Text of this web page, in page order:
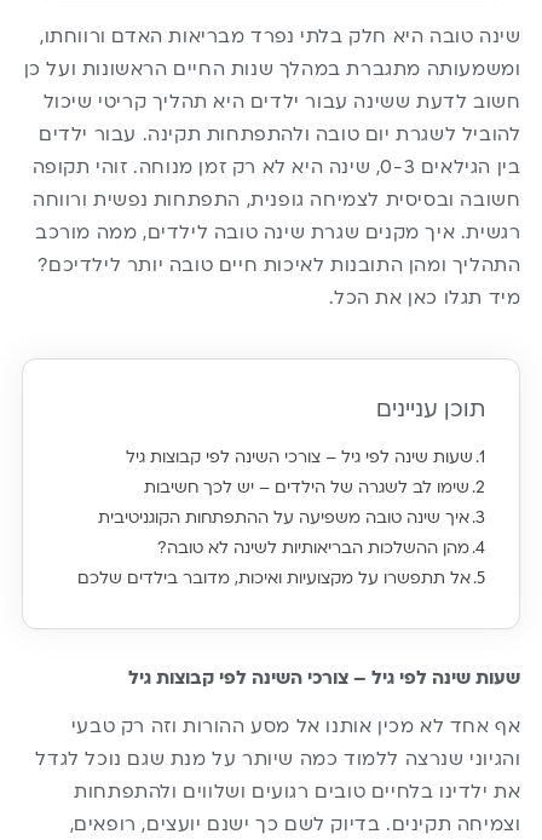
שינה טובה היא חלק בלתי נפרד מבריאות האדם ורווחתו,
ומשמעותה מתגברת במהלך שנות החיים הראשונות ועל כן
חשוב לדעת ששינה עבור ילדים היא תהליך קריטי שיכול
להוביל לשגרת יום טובה ולהתפתחות תקינה. עבור ילדים
בין הגילאים 0-3, שינה היא לא רק זמן מנוחה. זוהי תקופה
חשובה ובסיסית לצמיחה גופנית, התפתחות נפשית ורווחה
רגשית. איך מקנים שגרת שינה טובה לילדים, ממה מורכב
התהליך ומהן התובנות לאיכות חיים טובה יותר לילדיכם?
מיד תגלו כאן את הכל.
תוכן עניינים
שעות שינה לפי גיל – צורכי השינה לפי קבוצות גיל
שימו לב לשגרה של הילדים – יש לכך חשיבות
איך שינה טובה משפיעה על ההתפתחות הקוגניטיבית
מהן ההשלכות הבריאותיות לשינה לא טובה?
אל תתפשרו על מקצועיות ואיכות, מדובר בילדים שלכם
שעות שינה לפי גיל – צורכי השינה לפי קבוצות גיל
אף אחד לא מכין אותנו אל מסע ההורות וזה רק טבעי
והגיוני שנרצה ללמוד כמה שיותר על מנת שגם נוכל לגדל
את ילדינו בלחיים טובים רגועים ושלווים ולהתפתחות
וצמיחה תקינים. בדיוק לשם כך ישנם יועצים, רופאים,